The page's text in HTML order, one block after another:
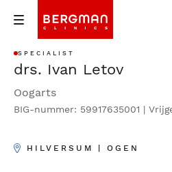
SPECIALIST
drs. Ivan Letov
Oogarts
BIG-nummer: 59917635001 |
HILVERSUM | OGEN